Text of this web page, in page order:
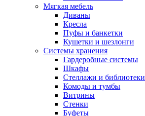
Мягкая мебель
Диваны
Кресла
Пуфы и банкетки
Кушетки и шезлонги
Системы хранения
Гардеробные системы
Шкафы
Стеллажи и библиотеки
Комоды и тумбы
Витрины
Стенки
Буфеты